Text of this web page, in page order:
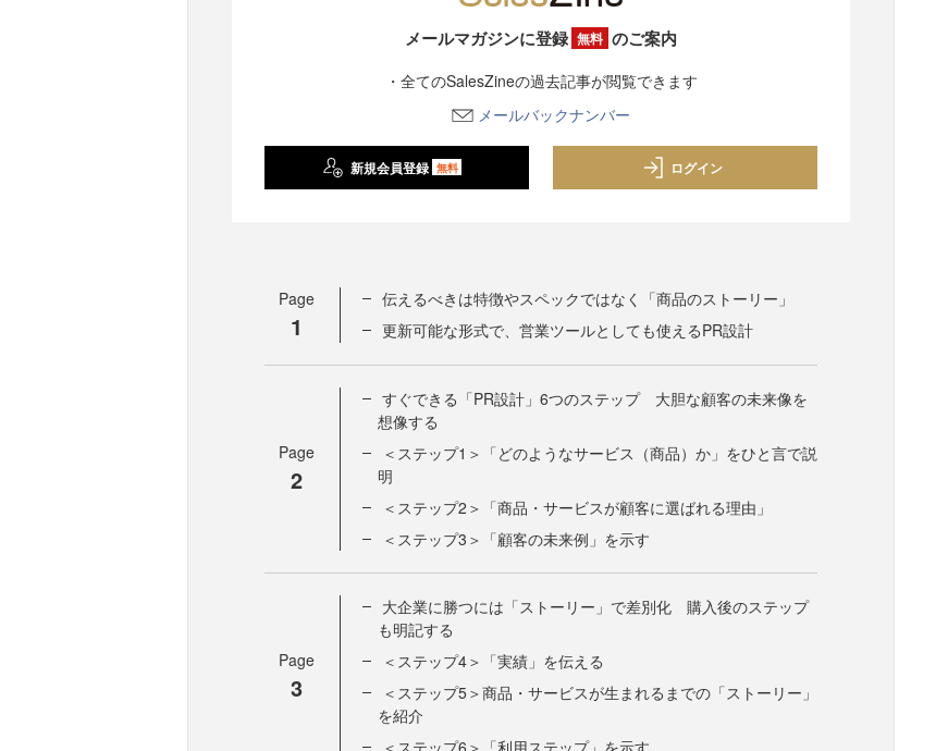
メールマガジンに登録 無料 のご案内
・全てのSalesZineの過去記事が閲覧できます
メールバックナンバー
新規会員登録 無料 ログイン
Page
1
伝えるべきは特徴やスペックではなく「商品のストーリー」
更新可能な形式で、営業ツールとしても使えるPR設計
Page
2
すぐできる「PR設計」6つのステップ 大胆な顧客の未来像を
想像する
＜ステップ1＞「どのようなサービス（商品）か」をひと言で説
明
＜ステップ2＞「商品・サービスが顧客に選ばれる理由」
＜ステップ3＞「顧客の未来例」を示す
Page
3
大企業に勝つには「ストーリー」で差別化 購入後のステップ
も明記する
＜ステップ4＞「実績」を伝える
＜ステップ5＞商品・サービスが生まれるまでの「ストーリー」
を紹介
＜ステップ6＞「利用ステップ」を示す